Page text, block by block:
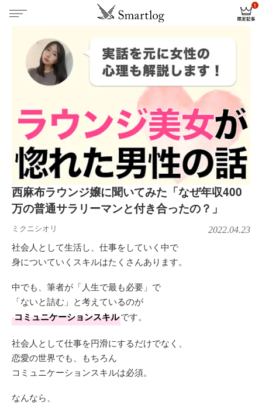
西麻布ラウンジ嬢に聞いてみた「なぜ年収400
万の普通サラリーマンと付き合ったの？」
ミクニシオリ 2022.04.23
社会人として生活し、仕事をしていく中で
身についていくスキルはたくさんあります。
中でも、筆者が「人生で最も必要」で
「ないと詰む」と考えているのが
コミュニケーションスキルです。
社会人として仕事を円滑にするだけでなく、
恋愛の世界でも、もちろん
コミュニケーションスキルは必須。
なんなら、